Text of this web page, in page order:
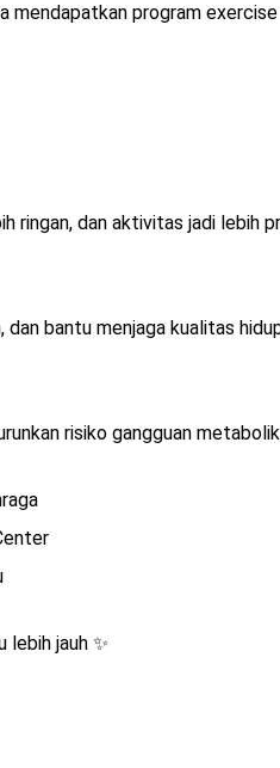
mendapatkan program
ringan, dan aktivitas jadi lebih
bantu menjaga kualitas
risiko gangguan
lebih jauh ✨